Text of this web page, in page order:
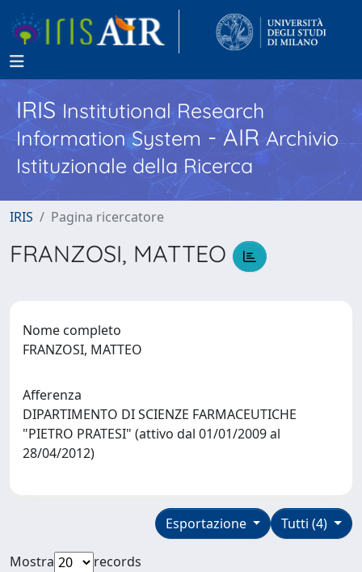
IRISInstitutional Research
Information System - AIR Archivio
Istituzionale della Ricerca
IRIS Pagina ricercatore
FRANZOSI, MATTEO
Nome completo
FRANZOSI, MATTEO
Afferenza
DIPARTIMENTO DI SCIENZE FARMACEUTICHE
"PIETRO PRATESI" (attivo dal 01/01/2009 al
28/04/2012)
Tutti (4)
Esportazione
Mostra
records